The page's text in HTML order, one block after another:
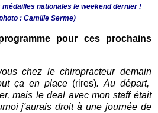
nationales le weekend dernier !
: Camille Serme)
pour ces prochains
chez le chiropracteur demain
ça en place (rires). Au départ,
mais le deal avec mon staff était
j'aurais droit à une journée de